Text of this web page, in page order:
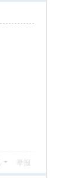
举报